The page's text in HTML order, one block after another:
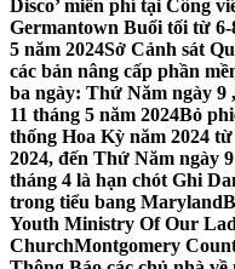
Disco’ miễn phí tại Công
Germantown Buổi tối từ
5 năm 2024Sở Cảnh sát
các bản nâng cấp phần
ba ngày: Thứ Năm ngày 9
11 tháng 5 năm 2024Bỏ
thống Hoa Kỳ năm 2024
2024, đến Thứ Năm ngày
tháng 4 là hạn chót Ghi
trong tiểu bang Maryland
Youth Ministry Of Our
ChurchMontgomery